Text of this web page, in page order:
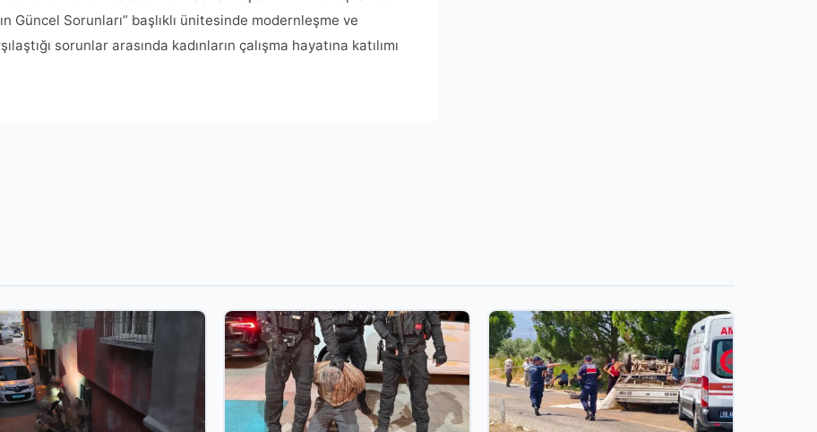
Güncel Sorunları” başlıklı ünitesinde modernleşme ve
sorunlar arasında kadınların çalışma hayatına katılımı